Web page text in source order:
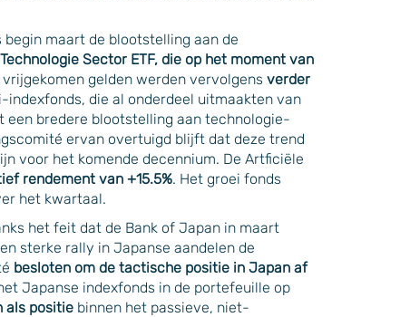
maart de blootstelling aan de
Sector ETF, die op het moment van
vrijgekomen gelden werden vervolgens verder
die al onderdeel uitmaakten van
bredere blootstelling aan technologie-
ervan overtuigd blijft dat deze trend
voor het komende decennium. De Artficiële
rendement van +15.5%. Het groei fonds
het kwartaal.
het feit dat de Bank of Japan in maart
sterke rally in Japanse aandelen de
besloten om de tactische positie in Japan af
Japanse indexfonds in de portefeuille op
als positiebinnen het passieve, niet-